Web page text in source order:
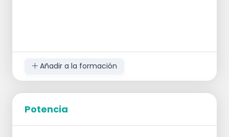
Añadir a la formación
Potencia